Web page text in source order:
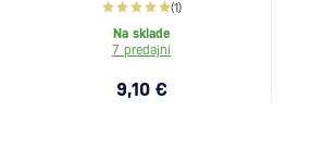
(1)
Na sklade
7 predajní
9,10 €